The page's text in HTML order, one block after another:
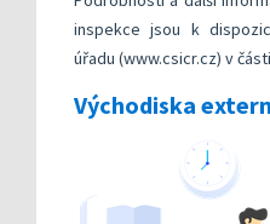
inspekce jsou k
úřadu (www.csicr.cz) v části
Východiska